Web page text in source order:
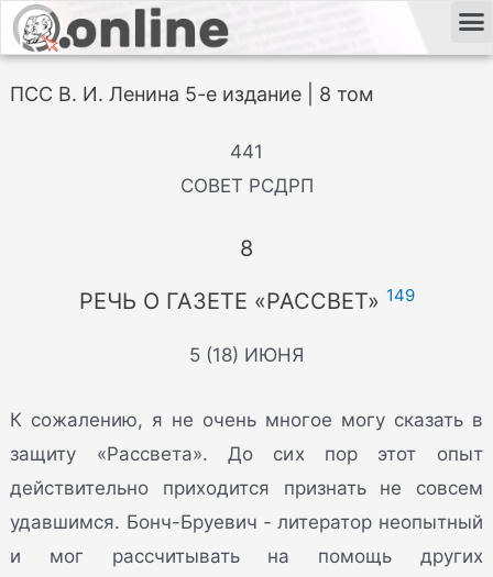
ПСС В. И. Ленина 5-е издание | 8 том
441
СОВЕТ РСДРП
8
РЕЧЬ О ГАЗЕТЕ «РАССВЕТ» 149
5 (18) ИЮНЯ
К сожалению, я не очень многое могу сказать в
защиту «Рассвета». До сих пор этот опыт
действительно приходится признать не совсем
удавшимся. Бонч-Бруевич - литератор неопытный
и мог рассчитывать на помощь других